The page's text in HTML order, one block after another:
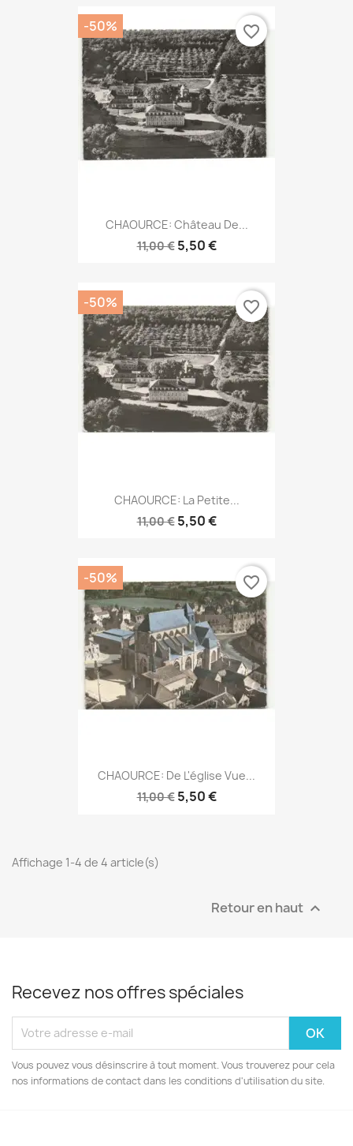
CHAOURCE: Château De...
11,00 € 5,50 €
-50% favorite_border
CHAOURCE: La Petite...
11,00 € 5,50 €
-50% favorite_border
CHAOURCE: De L'église Vue...
11,00 € 5,50 €
-50% favorite_border
Affichage 1-4 de 4 article(s)
Retour en haut 
Recevez nos offres spéciales
Vous pouvez vous désinscrire à tout moment. Vous trouverez pour cela
nos informations de contact dans les conditions d'utilisation du site.